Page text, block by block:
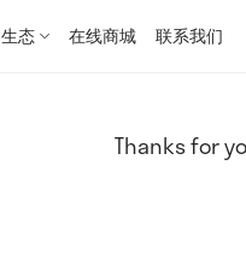
生态 在线商城 联系我们
Thanks for